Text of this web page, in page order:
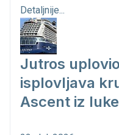
Detaljnije...
Jutros
isplovljava
Ascent iz